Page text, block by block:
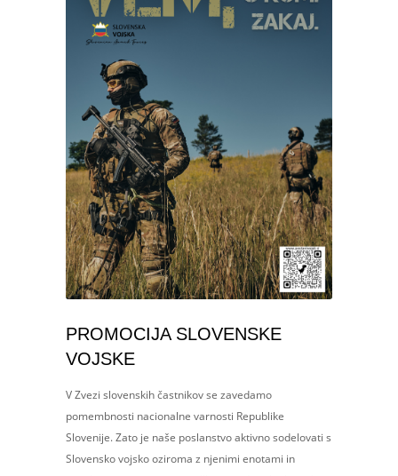
PROMOCIJA SLOVENSKE
VOJSKE
V Zvezi slovenskih častnikov se zavedamo
pomembnosti nacionalne varnosti Republike
Slovenije. Zato je naše poslanstvo aktivno sodelovati s
Slovensko vojsko oziroma z njenimi enotami in